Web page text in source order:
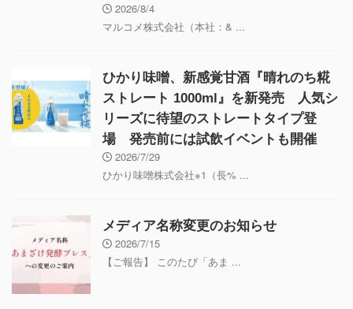
2026/8/4
マルコメ株式会社（本社：& ...
ひかり味噌、新感覚甘酒『晴れのち糀
ストレート 1000ml』を新発売 人気シ
リーズに待望のストレートタイプ登
場 発売前には試飲イベントも開催
2026/7/29
ひかり味噌株式会社※1（長% ...
メディア名称変更のお知らせ
2026/7/15
【ご報告】 このたび「あま ...